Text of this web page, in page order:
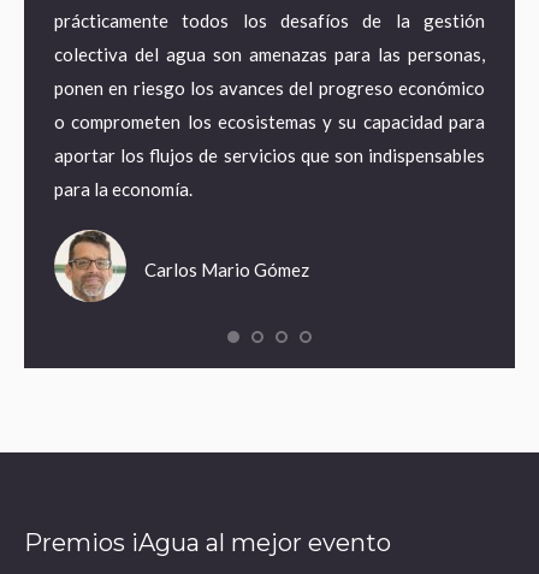
prácticamente todos los desafíos de la gestión
colectiva del agua son amenazas para las personas,
ponen en riesgo los avances del progreso económico
o comprometen los ecosistemas y su capacidad para
aportar los flujos de servicios que son indispensables
para la economía.
Carlos Mario Gómez
Premios iAgua al mejor evento